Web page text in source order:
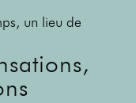
un lieu de